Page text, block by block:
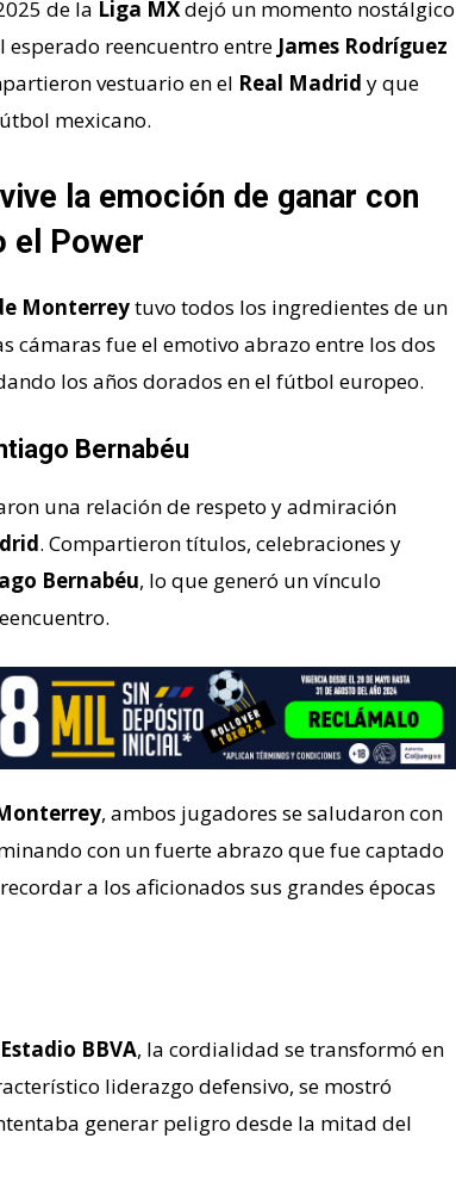
de la Liga MXdejó un momento nostálgico
reencuentro entre James Rodríguez
vestuario en el Real Madrid y que
mexicano.
la emoción de ganar con
el Power
Monterreytuvo todos los ingredientes de un
cámaras fue el emotivo abrazo entre los dos
los años dorados en el fútbol europeo.
Bernabéu
una relación de respeto y admiración
. Compartieron títulos, celebraciones y
Bernabéu, lo que generó un vínculo
, ambos jugadores se saludaron con
con un fuerte abrazo que fue captado
a los aficionados sus grandes épocas
Estadio BBVA, la cordialidad se transformó en
liderazgo defensivo, se mostró
generar peligro desde la mitad del